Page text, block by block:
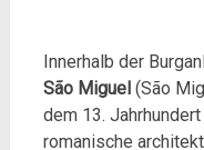
Innerhalb der
São Miguel(São
dem 13.
romanische